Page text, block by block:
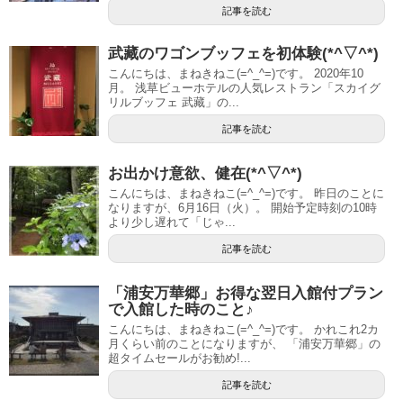
記事を読む
武藏のワゴンブッフェを初体験(*^▽^*)
こんにちは、まねきねこ(=^_^=)です。 2020年10
月。 浅草ビューホテルの人気レストラン「スカイグ
リルブッフェ 武藏」の...
記事を読む
お出かけ意欲、健在(*^▽^*)
こんにちは、まねきねこ(=^_^=)です。 昨日のことに
なりますが、6月16日（火）。 開始予定時刻の10時
より少し遅れて「じゃ...
記事を読む
「浦安万華郷」お得な翌日入館付プラン
で入館した時のこと♪
こんにちは、まねきねこ(=^_^=)です。 かれこれ2カ
月くらい前のことになりますが、 「浦安万華郷」の
超タイムセールがお勧め!...
記事を読む